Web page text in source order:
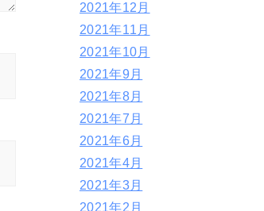
2021年12月
2021年11月
2021年10月
2021年9月
2021年8月
2021年7月
2021年6月
2021年4月
2021年3月
2021年2月